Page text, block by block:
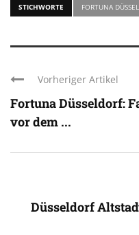
STICHWORTE FORTUNA
Vorheriger Artikel
Fortuna Düsseldorf:
vor dem ...
Düsseldorf